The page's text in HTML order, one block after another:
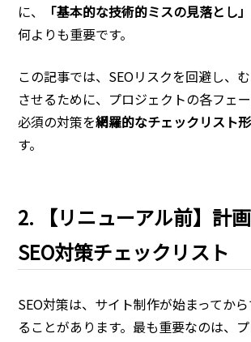
に、
「基本的な技術的ミスの見落とし」
何よりも重要です。
この記事では、SEOリスクを回避し、
させるために、プロジェクトの各フェ
必須の対策を網羅的なチェックリスト
す。
2. 【リニューアル前】計
SEO対策チェックリスト
SEO対策は、サイト制作が始まってか
ることがあります。最も重要なのは、